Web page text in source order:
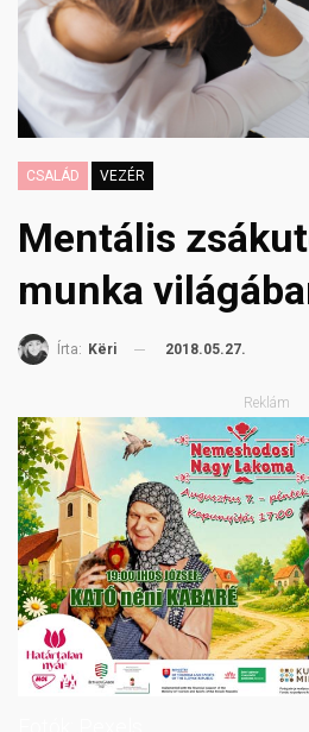
CSALÁD VEZÉR
Mentális
munka
Írta: Këri 2018.05.27.
Reklám